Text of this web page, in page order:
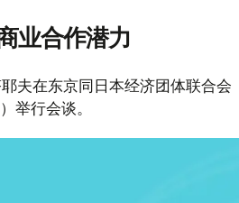
业合作潜力
夫在东京同日本经济团体联合会
举行会谈。